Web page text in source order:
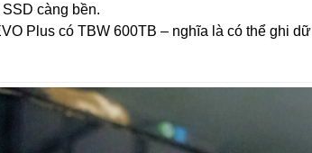
càng bền.
Plus có TBW 600TB – nghĩa là có thể ghi